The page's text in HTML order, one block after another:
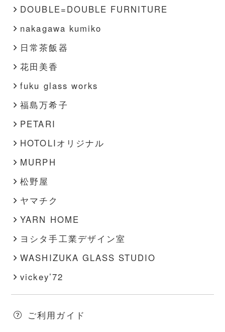
DOUBLE=DOUBLE FURNITURE
nakagawa kumiko
日常茶飯器
花田美香
fuku glass works
福島万希子
PETARI
HOTOLIオリジナル
MURPH
松野屋
ヤマチク
YARN HOME
ヨシタ手工業デザイン室
WASHIZUKA GLASS STUDIO
vickey’72
ご利用ガイド